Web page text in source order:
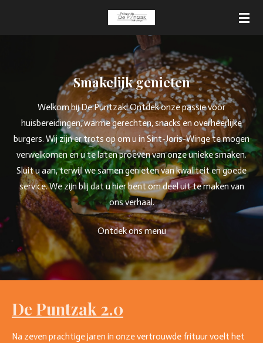
Smakelijk genieten
Welkom bij De Puntzak! Ontdek onze passie voor
huisbereidingen, warme gerechten, snacks en overheerlijke
burgers. Wij zijn er trots op om u in Sint-Joris-Winge te mogen
verwelkomen en u te laten proeven van onze unieke smaken.
Sluit u aan, terwijl we samen genieten van kwaliteit en goede
service. We zijn blij dat u hier bent om deel uit te maken van
ons verhaal.
Ontdek ons menu
De Puntzak 2.0
Na zeven prachtige jaren in onze vertrouwde frituur voelt het